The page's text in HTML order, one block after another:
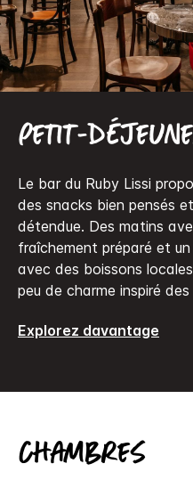
Petit-
Le bar du Ruby Lissi
des snacks bien pensés
détendue. Des matins
fraîchement préparé et
avec des boissons
peu de charme inspiré
Explorez davantage
Chambres